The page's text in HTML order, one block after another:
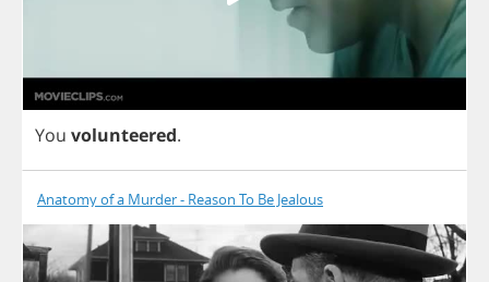
You volunteered.
Anatomy of a Murder - Reason To Be Jealous